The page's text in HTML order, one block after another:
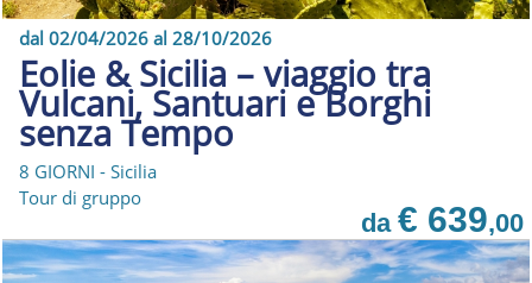
dal 02/04/2026 al 28/10/2026
Eolie & Sicilia – viaggio tra
Vulcani, Santuari e Borghi
senza Tempo
8 GIORNI - Sicilia
Tour di gruppo
da € 639,00